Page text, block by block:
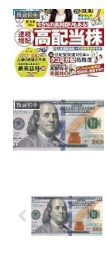
投資哲学
投資哲学